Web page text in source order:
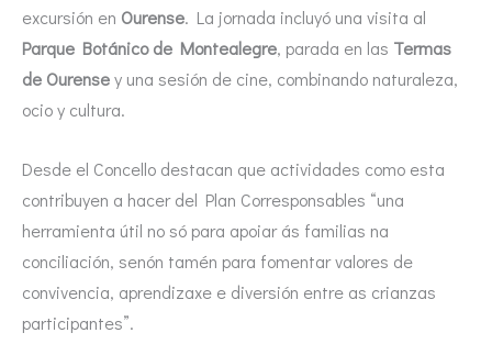
excursión en Ourense. La jornada incluyó una visita al
Parque Botánico de Montealegre, parada en las Termas
de Ourensey una sesión de cine, combinando naturaleza,
ocio y cultura.
Desde el Concello destacan que actividades como esta
contribuyen a hacer del Plan Corresponsables “una
herramienta útil no só para apoiar ás familias na
conciliación, senón tamén para fomentar valores de
convivencia, aprendizaxe e diversión entre as crianzas
participantes”.